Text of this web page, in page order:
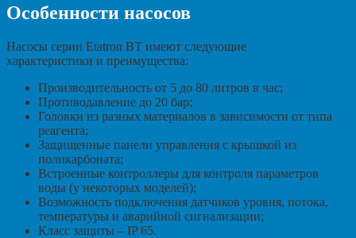
Особенности насосов
Насосы серии Etatron BT имеют следующие
характеристики и преимущества:
Производительность от 5 до 80 литров в час;
Противодавление до 20 бар;
Головки из разных материалов в зависимости от типа
реагента;
Защищенные панели управления с крышкой из
поликарбоната;
Встроенные контроллеры для контроля параметров
воды (у некоторых моделей);
Возможность подключения датчиков уровня, потока,
температуры и аварийной сигнализации;
Класс защиты – IP 65.